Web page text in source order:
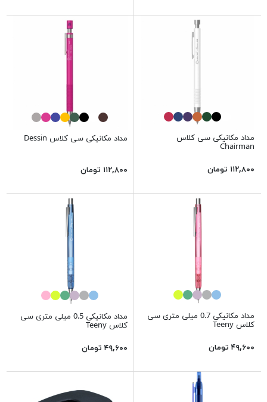
مداد مکانیکی سی کلاس
Chairman
۱۱۲,۸۰۰ تومان
مداد مکانیکی سی کلاس Dessin
۱۱۲,۸۰۰ تومان
مداد مکانیکی 0.7 میلی متری سی
کلاس Teeny
۴۹,۶۰۰ تومان
مداد مکانیکی 0.5 میلی متری سی
کلاس Teeny
۴۹,۶۰۰ تومان